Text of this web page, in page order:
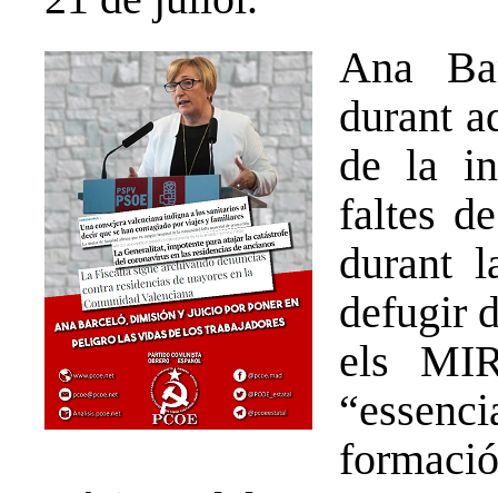
Ana
durant
de la
faltes
durant
defugir
els